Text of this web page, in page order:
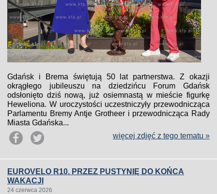
Gdańsk i Brema świętują 50 lat partnerstwa. Z okazji
okrągłego jubileuszu na dziedzińcu Forum Gdańsk
odsłonięto dziś nową, już osiemnastą w mieście figurkę
Heweliona. W uroczystości uczestniczyły przewodnicząca
Parlamentu Bremy Antje Grotheer i przewodnicząca Rady
Miasta Gdańska...
więcej zdjęć z tego tematu »
EUROVELO R10. PRZEZ PUSTYNIĘ DO KOŃCA
WAKACJI
24 czerwca 2026